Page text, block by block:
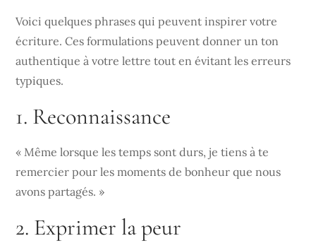
Voici quelques phrases qui peuvent inspirer votre
écriture. Ces formulations peuvent donner un ton
authentique à votre lettre tout en évitant les erreurs
typiques.
1. Reconnaissance
« Même lorsque les temps sont durs, je tiens à te
remercier pour les moments de bonheur que nous
avons partagés. »
2. Exprimer la peur